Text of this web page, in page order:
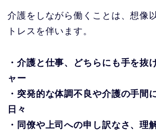
介護をしながら働くことは、想像
トレスを伴います。
・介護と仕事、どちらにも手を抜
ャー
・突発的な体調不良や介護の手間
日々
・同僚や上司への申し訳なさ、理